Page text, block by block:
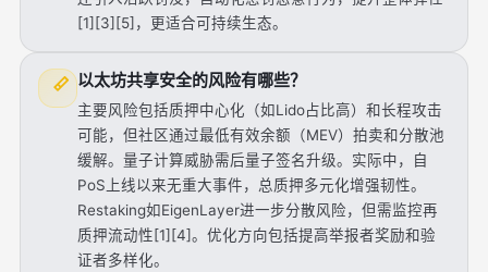
[1][3][5]，更适合可持续生态。
以太坊共享安全的风险有哪些？
主要风险包括质押中心化（如Lido占比高）和长程攻击
可能，但社区通过最低有效余额（MEV）拍卖和分散池
缓解。量子计算威胁需后量子签名升级。实际中，自
PoS上线以来无重大事件，总质押多元化增强韧性。
Restaking如EigenLayer进一步分散风险，但需监控再
质押流动性[1][4]。优化方向包括提高举报者奖励和验
证者多样化。